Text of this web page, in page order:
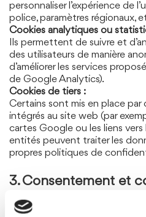
personnaliser l’expérience de
police, paramètres régionaux,
Cookies analytiques ou
Ils permettent de suivre et
des utilisateurs de manière
d’améliorer les services
de Google Analytics).
Cookies de tiers :
Certains sont mis en place par
intégrés au site web (par
cartes Google ou les liens vers
entités peuvent traiter les
propres politiques de
3. Consentement et
Lorsque l’utilisateur accède